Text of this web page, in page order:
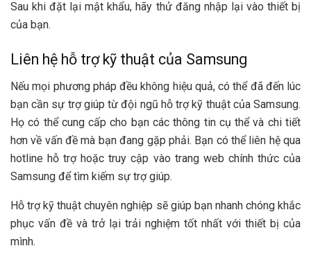
Sau khi đặt lại mật khẩu, hãy thử đăng nhập lại vào thiết bị
của bạn.
Liên hệ hỗ trợ kỹ thuật của Samsung
Nếu mọi phương pháp đều không hiệu quả, có thể đã đến lúc
bạn cần sự trợ giúp từ đội ngũ hỗ trợ kỹ thuật của Samsung.
Họ có thể cung cấp cho bạn các thông tin cụ thể và chi tiết
hơn về vấn đề mà bạn đang gặp phải. Bạn có thể liên hệ qua
hotline hỗ trợ hoặc truy cập vào trang web chính thức của
Samsung để tìm kiếm sự trợ giúp.
Hỗ trợ kỹ thuật chuyên nghiệp sẽ giúp bạn nhanh chóng khắc
phục vấn đề và trở lại trải nghiệm tốt nhất với thiết bị của
mình.